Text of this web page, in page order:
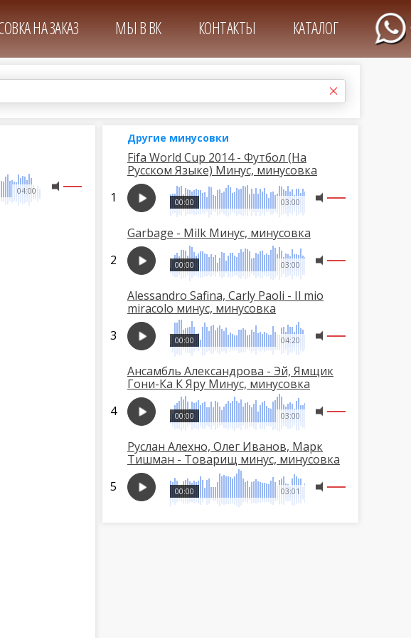
НА ЗАКАЗ МЫ В ВК КОНТАКТЫ КАТАЛОГ
04:00
Другие минусовки
Fifa World Cup 2014 - Футбол (На
Русском Языке) Минус, минусовка
03:00
00:00
Garbage - Milk Минус, минусовка
03:00
00:00
Alessandro Safina, Carly Paoli - Il mio
miracolo минус, минусовка
04:20
00:00
Ансамбль Александрова - Эй, Ямщик
Гони-Ка К Яру Минус, минусовка
03:00
00:00
Руслан Алехно, Олег Иванов, Марк
Тишман - Товарищ минус, минусовка
03:01
00:00